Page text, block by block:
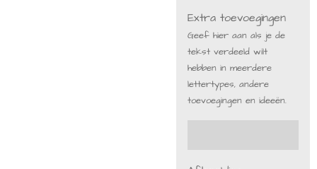
Extra toevoegingen
Geef hier aan als je de
tekst verdeeld wilt
hebben in meerdere
lettertypes, andere
toevoegingen en ideeën.